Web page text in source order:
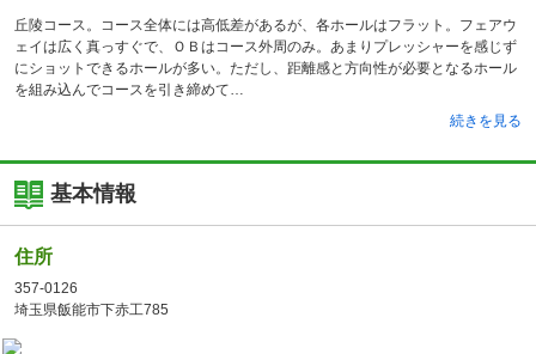
丘陵コース。コース全体には高低差があるが、各ホールはフラット。フェアウ
ェイは広く真っすぐで、ＯＢはコース外周のみ。あまりプレッシャーを感じず
にショットできるホールが多い。ただし、距離感と方向性が必要となるホール
を組み込んでコースを引き締めて
続きを見る
基本情報
住所
357-0126
埼玉県飯能市下赤工785